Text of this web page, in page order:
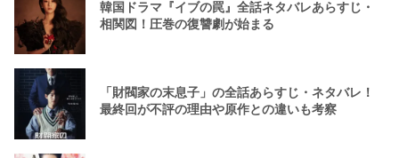
韓国ドラマ『イブの罠』全話ネタバレあらすじ・
相関図！圧巻の復讐劇が始まる
「財閥家の末息子」の全話あらすじ・ネタバレ！
最終回が不評の理由や原作との違いも考察